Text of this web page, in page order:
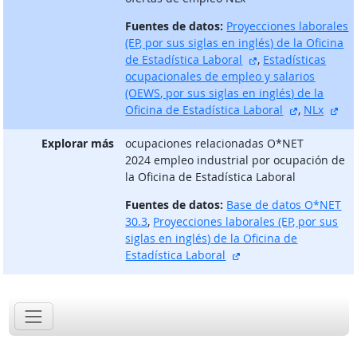
Fuentes de datos: Proyecciones laborales
(EP, por sus siglas en inglés) de la Oficina
de Estadística Laboral
sitio externo
, Estadísticas
ocupacionales de empleo y salarios
(OEWS, por sus siglas en inglés) de la
Oficina de Estadística Laboral
sitio
, NLx
Explorar más
ocupaciones relacionadas O*NET
2024 empleo industrial por ocupación de
la Oficina de Estadística Laboral
Fuentes de datos: Base de datos O*NET
30.3, Proyecciones laborales (EP, por sus
siglas en inglés) de la Oficina de
Estadística Laboral